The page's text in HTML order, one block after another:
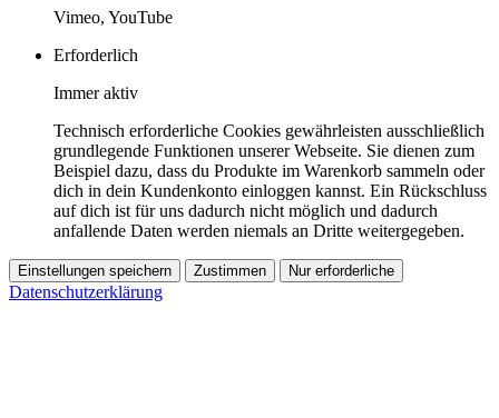
Vimeo, YouTube
Erforderlich
Immer aktiv
Technisch erforderliche Cookies gewährleisten ausschließlich
grundlegende Funktionen unserer Webseite. Sie dienen zum
Beispiel dazu, dass du Produkte im Warenkorb sammeln oder
dich in dein Kundenkonto einloggen kannst. Ein Rückschluss
auf dich ist für uns dadurch nicht möglich und dadurch
anfallende Daten werden niemals an Dritte weitergegeben.
Einstellungen speichern Zustimmen Nur erforderliche
Datenschutzerklärung